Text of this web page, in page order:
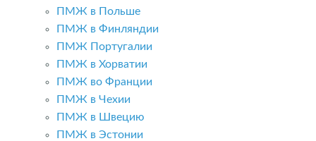
ПМЖ в Польше
ПМЖ в Финляндии
ПМЖ Португалии
ПМЖ в Хорватии
ПМЖ во Франции
ПМЖ в Чехии
ПМЖ в Швецию
ПМЖ в Эстонии